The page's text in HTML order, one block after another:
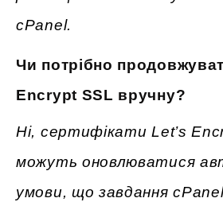
cPanel.
Чи потрібно
Encrypt SSL вручну?
Ні, сертифікати Let’s
можуть оновлюватися
умови, що завдання